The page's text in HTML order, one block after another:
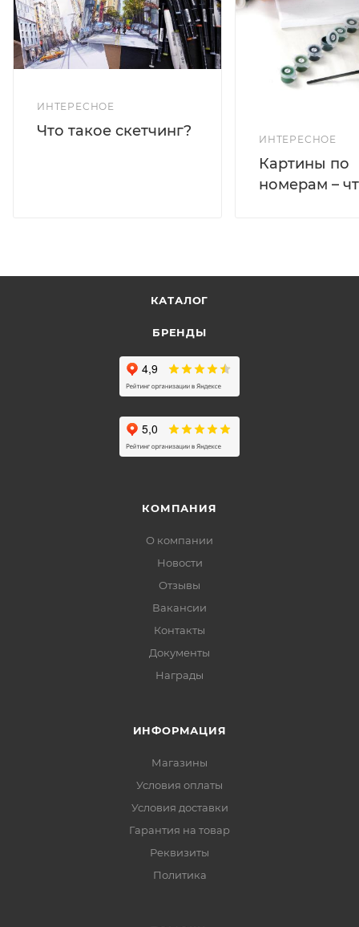
ИНТЕРЕСНОЕ
Что такое скетчинг?
ИНТЕРЕСНОЕ
Картины по
номерам –
КАТАЛОГ
БРЕНДЫ
КОМПАНИЯ
О компании
Новости
Отзывы
Вакансии
Контакты
Документы
Награды
ИНФОРМАЦИЯ
Магазины
Условия оплаты
Условия доставки
Гарантия на товар
Реквизиты
Политика